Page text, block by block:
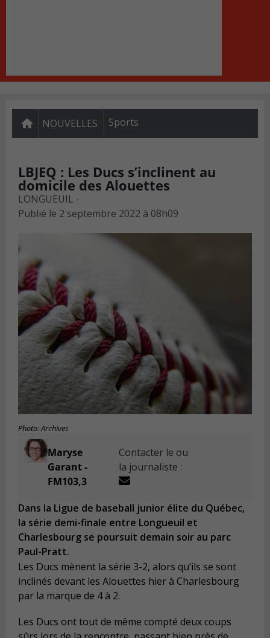
NOUVELLES Sports
LBJEQ : Les Ducs s’inclinent au
domicile des Alouettes
LONGUEUIL -
Publié le 2 septembre 2022 à 08h09
Photo: Archives
Maryse
Garant -
FM103,3
Contacter le ou
la journaliste :
Dans la Ligue de baseball junior élite du Québec,
la série demi-finale entre Longueuil et
Charlesbourg se poursuit demain soir au parc
Paul-Pratt.
Les Ducs mènent la série 3-2, alors qu’ils se sont
inclinés devant les Alouettes hier à Charlesbourg
par la marque de 4 à 2.
Les Ducs ont tout de même compté deux coups